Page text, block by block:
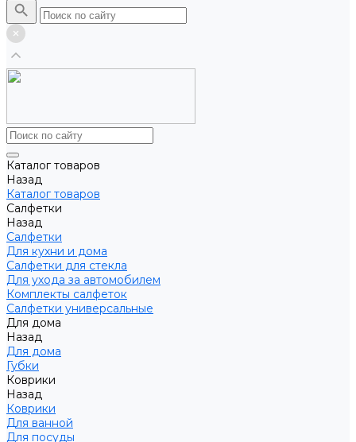
Каталог товаров
Назад
Каталог товаров
Салфетки
Назад
Салфетки
Для кухни и дома
Салфетки для стекла
Для ухода за автомобилем
Комплекты салфеток
Салфетки универсальные
Для дома
Назад
Для дома
Губки
Коврики
Назад
Коврики
Для ванной
Для посуды